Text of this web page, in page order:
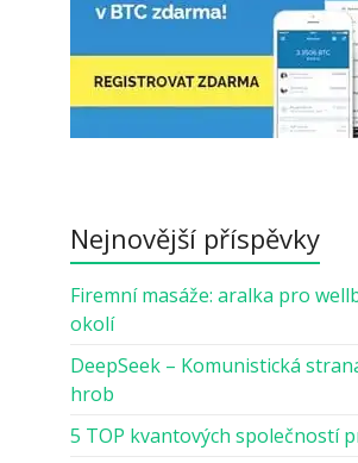
Nejnovější příspěvky
Firemní masáže: aralka pro
okolí
DeepSeek – Komunistická
hrob
5 TOP kvantových společností